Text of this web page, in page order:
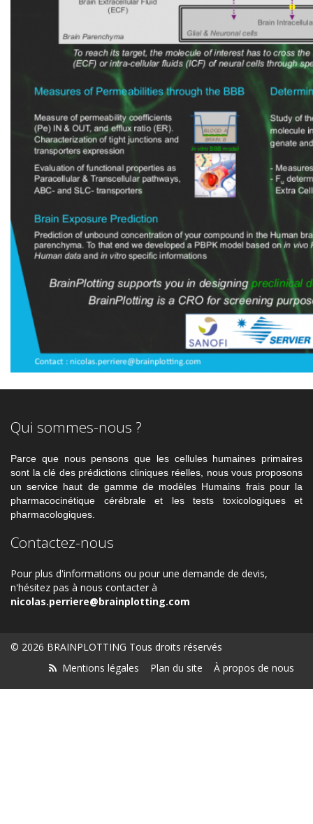
Qui sommes-nous ?
Parce que nous pensons que les cellules humaines primaires
sont la clé des prédictions cliniques réelles, nous vous proposons
un service haut de gamme de modèles Humains frais pour la
pharmacocinétique cérébrale et les tests toxicologiques et
pharmacologiques.
Contactez-nous
Pour plus d'informations ou pour une demande de devis,
n'hésitez pas à nous contacter à
nicolas.perriere@brainplotting.com
© 2026 BRAINPLOTTING Tous droits réservés
Mentions légales
Plan du site À propos de nous